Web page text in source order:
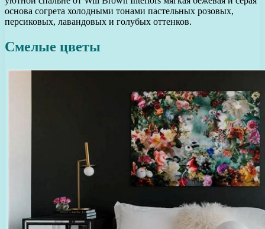
основа согрета холодными тонами пастельных розовых,
персиковых, лавандовых и голубых оттенков.
Смелые цветы